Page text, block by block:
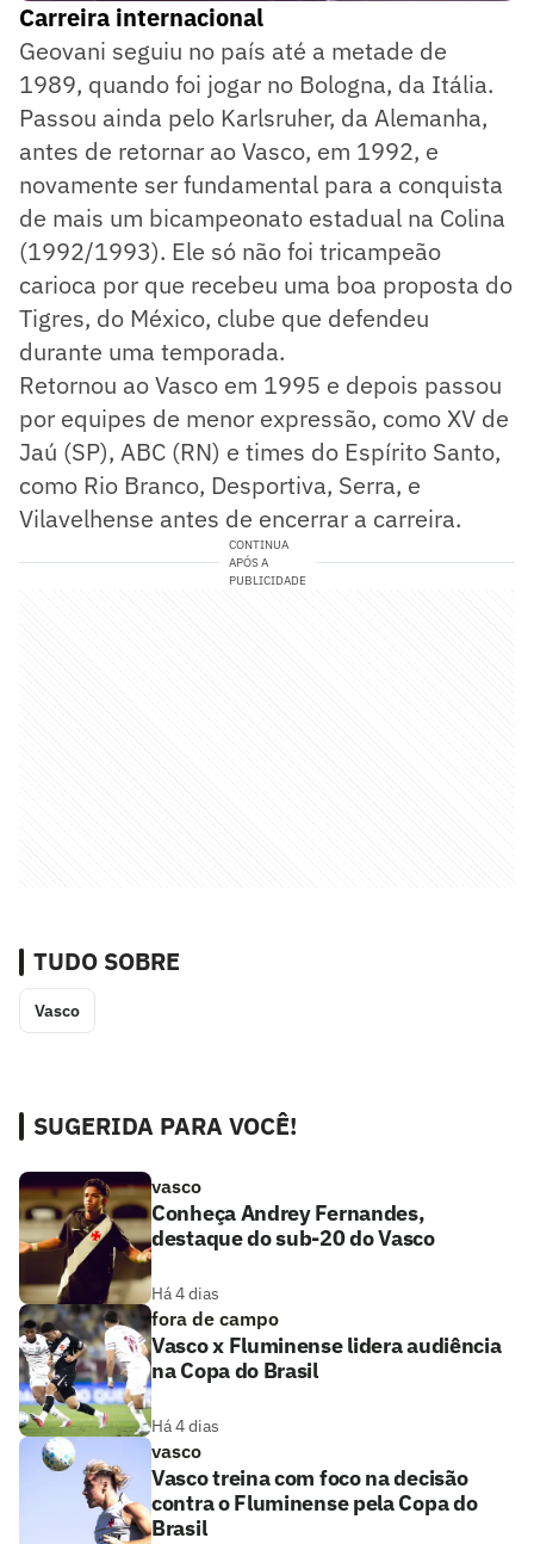
Carreira internacional
Geovani seguiu no país até a metade de
1989, quando foi jogar no Bologna, da Itália.
Passou ainda pelo Karlsruher, da Alemanha,
antes de retornar ao Vasco, em 1992, e
novamente ser fundamental para a conquista
de mais um bicampeonato estadual na Colina
(1992/1993). Ele só não foi tricampeão
carioca por que recebeu uma boa proposta do
Tigres, do México, clube que defendeu
durante uma temporada.
Retornou ao Vasco em 1995 e depois passou
por equipes de menor expressão, como XV de
Jaú (SP), ABC (RN) e times do Espírito Santo,
como Rio Branco, Desportiva, Serra, e
Vilavelhense antes de encerrar a carreira.
CONTINUA
APÓS A
PUBLICIDADE
TUDO SOBRE
Vasco
SUGERIDA PARA VOCÊ!
vasco
Conheça Andrey Fernandes,
destaque do sub-20 do Vasco
Há 4 dias
fora de campo
Vasco x Fluminense lidera audiência
na Copa do Brasil
Há 4 dias
vasco
Vasco treina com foco na decisão
contra o Fluminense pela Copa do
Brasil